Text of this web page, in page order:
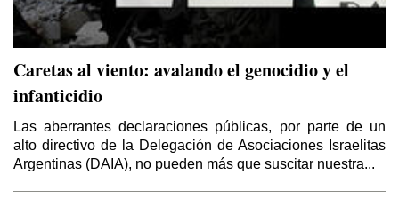
Caretas al viento: avalando el genocidio y el
infanticidio
Las aberrantes declaraciones públicas, por parte de un
alto directivo de la Delegación de Asociaciones Israelitas
Argentinas (DAIA), no pueden más que suscitar nuestra...